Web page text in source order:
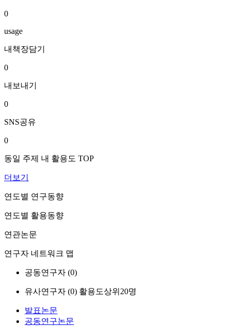
0
usage
내책장담기
0
내보내기
0
SNS공유
0
동일 주제 내 활용도 TOP
더보기
연도별 연구동향
연도별 활용동향
연관논문
연구자 네트워크 맵
공동연구자 (0)
유사연구자 (0) 활용도상위20명
발표논문
공동연구논문